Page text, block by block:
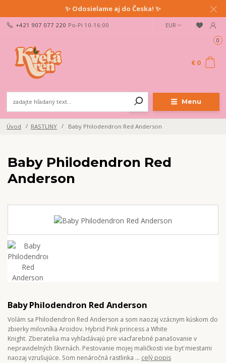
✨ Odosielame aj do Česka! ✨
Menu
EUR
+421 907 077 220 Po-Pi 10-16:00
0
€ 0
Úvod RASTLINY Baby Philodendron Red Anderson
Baby Philodendron Red
Anderson
Baby Philodendron Red Anderson
Volám sa Philodendron Red Anderson a som naozaj vzácnym kúskom do
zbierky milovníka Aroidov. Hybrid Pink princess a White
Knight. Zberatelia ma vyhľadávajú pre viacfarebné panašovanie v
nepravidelných škvrnách. Pestovanie mojej maličkosti vie byť miestami
naozaj vzrušujúce. Som nenáročná rastlinka ... celý popis